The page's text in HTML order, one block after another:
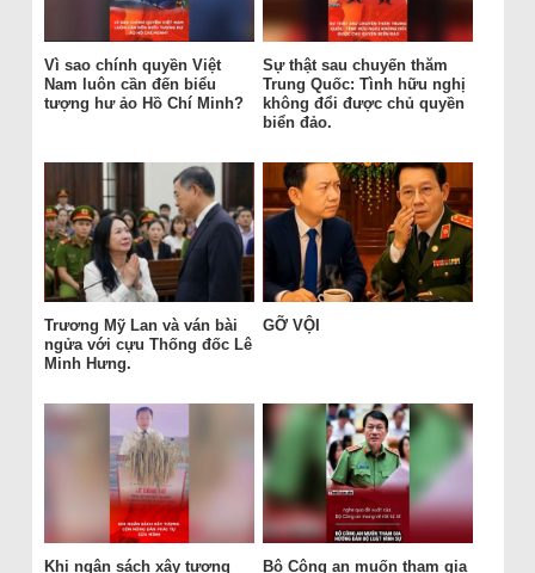
Vì sao chính quyền Việt
Nam luôn cần đến biểu
tượng hư ảo Hồ Chí Minh?
Sự thật sau chuyến thăm
Trung Quốc: Tình hữu nghị
không đổi được chủ quyền
biển đảo.
Trương Mỹ Lan và ván bài
ngửa với cựu Thống đốc Lê
Minh Hưng.
GỠ VỘI
Khi ngân sách xây tượng
Bộ Công an muốn tham gia